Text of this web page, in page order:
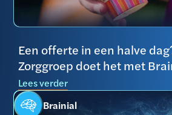
Een offerte in een halve
Zorggroep doet het met
Lees verder
Brainial